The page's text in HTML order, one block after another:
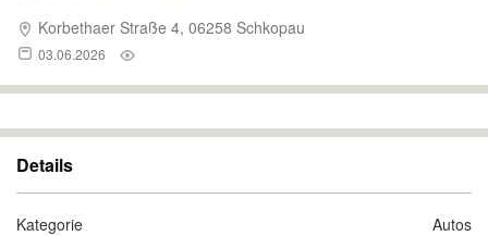
Korbethaer Straße 4, 06258 Schkopau
03.06.2026
Details
Kategorie
Autos